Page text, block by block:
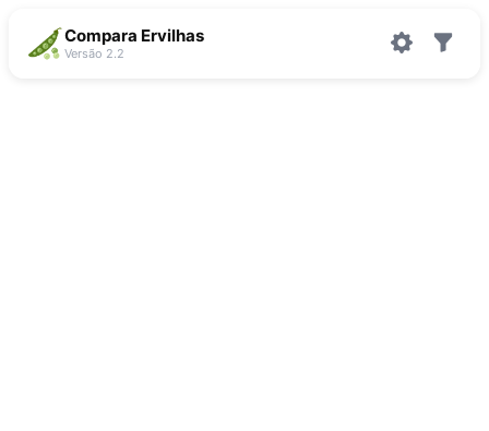
Compara Ervilhas
Versão 2.2